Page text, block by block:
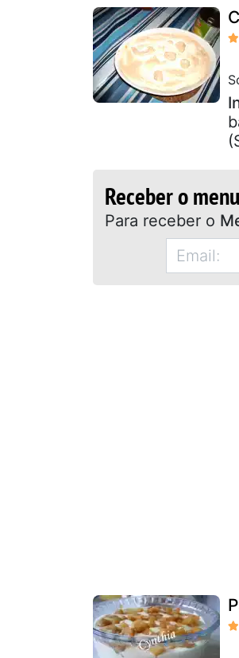
Receber o
Para receber o